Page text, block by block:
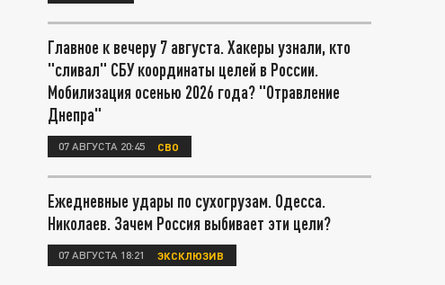
Главное к вечеру 7 августа. Хакеры узнали, кто
"сливал" СБУ координаты целей в России.
Мобилизация осенью 2026 года? "Отравление
Днепра"
07 АВГУСТА 20:45 СВО
Ежедневные удары по сухогрузам. Одесса.
Николаев. Зачем Россия выбивает эти цели?
07 АВГУСТА 18:21 ЭКСКЛЮЗИВ